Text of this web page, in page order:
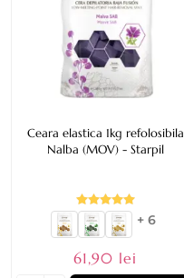
Ceara elastica 1kg refolosibila
Nalba (MOV) - Starpil
+ 6
61,90 lei